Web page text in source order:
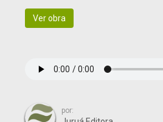
Ver obra
por: